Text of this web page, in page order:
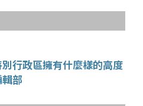
行政區擁有什麼樣的高度
部